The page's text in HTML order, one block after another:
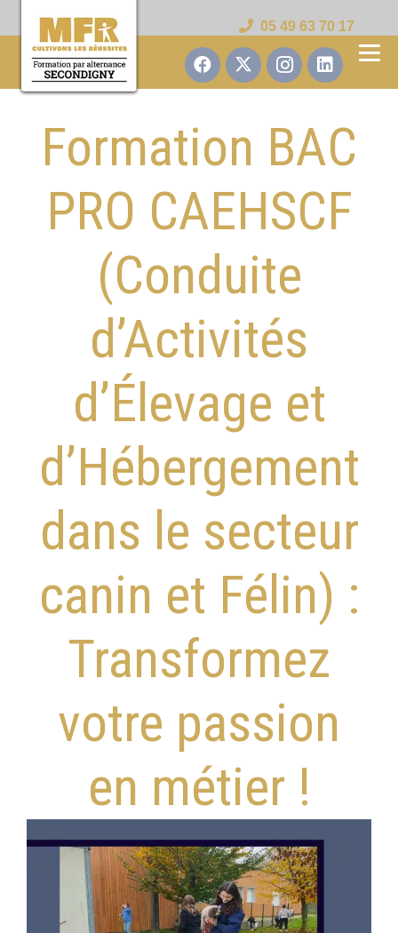
05 49 63 70 17
Formation BAC
PRO CAEHSCF
(Conduite
d’Activités
d’Élevage et
d’Hébergement
dans le secteur
canin et Félin) :
Transformez
votre passion
en métier !